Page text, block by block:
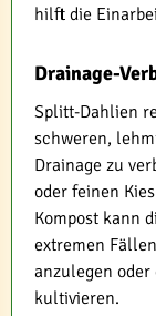
hilft die
Drainage-
Splitt-Dahlien
schweren,
Drainage zu
oder feinen
Kompost kann
extremen
anzulegen
kultivieren.